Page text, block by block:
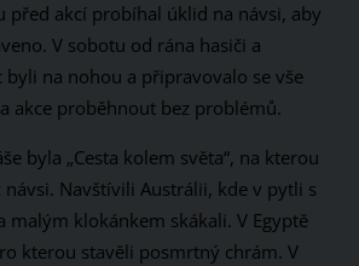
před akcí probíhal úklid na návsi, aby
V sobotu od rána hasiči a
na nohou a připravovalo se vše
akce proběhnout bez problémů.
byla „Cesta kolem světa“, na kterou
Navštívili Austrálii, kde v pytli s
malým klokánkem skákali. V Egyptě
kterou stavěli posmrtný chrám. V